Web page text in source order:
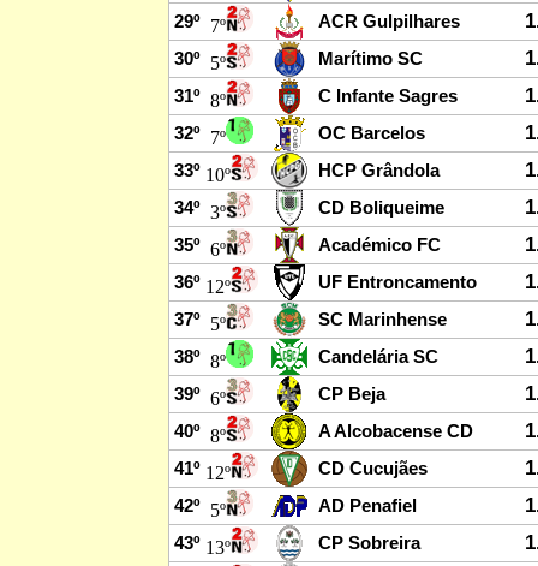
29º 7º ACR Gulpilhares
30º 5º Marítimo SC
31º 8º C Infante Sagres
32º 7º OC Barcelos
33º 10º HCP Grândola
34º 3º CD Boliqueime
35º 6º Académico FC
36º 12º UF Entroncamento
37º 5º SC Marinhense
38º 8º Candelária SC
39º 6º CP Beja
40º 8º A Alcobacense CD
41º 12º CD Cucujães
42º 5º AD Penafiel
43º 13º CP Sobreira